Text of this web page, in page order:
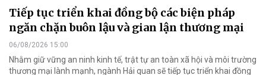
Tiếp tục triển khai đồng bộ các biện pháp
ngăn chặn buôn lậu và gian lận thương mại
06/08/2026 15:00
Nhằm giữ vững an ninh kinh tế, trật tự an toàn xã hội và môi trường
thương mại lành mạnh, ngành Hải quan sẽ tiếp tục triển khai đồng